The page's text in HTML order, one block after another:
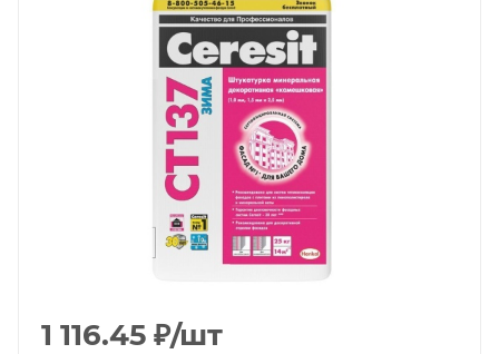
1 116.45 ₽/шт